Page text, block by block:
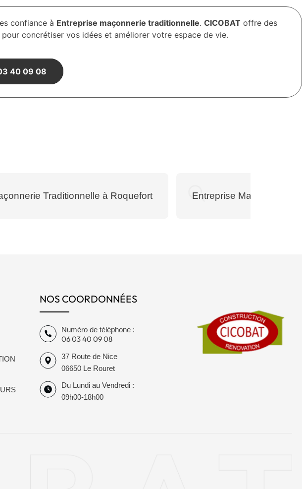
confiance à Entreprise maçonnerie traditionnelle. CICOBAT offre des
concrétiser vos idées et améliorer votre espace de vie.
40 09 08
Traditionnelle à Roquefort Entreprise Maçonnerie
NOS COORDONNÉES
Numéro de téléphone :
06 03 40 09 08
37 Route de Nice
06650 Le Rouret
Du Lundi au Vendredi :
09h00-18h00